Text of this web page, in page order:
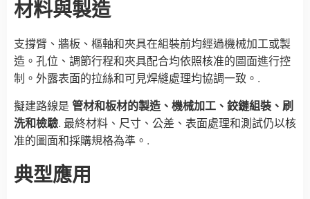
材料與製造
支撐臂、牆板、樞軸和夾具在組裝前均經過機械加工或製
造。孔位、調節行程和夾具配合均依照核准的圖面進行控
制。外露表面的拉絲和可見焊縫處理均協調一致。.
擬建路線是 管材和板材的製造、機械加工、鉸鏈組裝、刷
洗和檢驗. 最終材料、尺寸、公差、表面處理和測試仍以核
准的圖面和採購規格為準。.
典型應用